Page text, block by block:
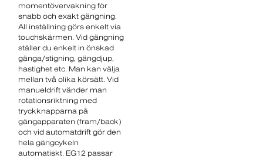
momentövervakning för
snabb och exakt gängning.
All inställning görs enkelt via
touchskärmen. Vid gängning
ställer du enkelt in önskad
gänga/stigning, gängdjup,
hastighet etc. Man kan välja
mellan två olika körsätt. Vid
manueldrift vänder man
rotationsriktning med
tryckknapparna på
gängapparaten (fram/back)
och vid automatdrift gör den
hela gängcykeln
automatiskt. EG12 passar